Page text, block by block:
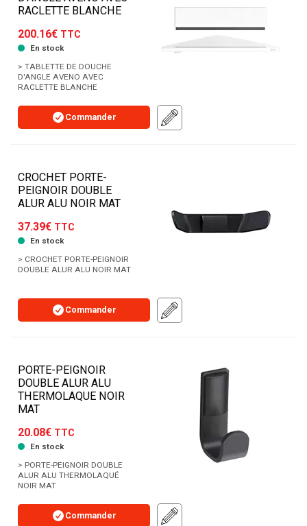
RACLETTE BLANCHE
200.16€ TTC
En stock
> TABLETTE DE DOUCHE
D'ANGLE AVENO AVEC
RACLETTE BLANCHE
Commander
CROCHET PORTE-
PEIGNOIR DOUBLE
ALUR ALU NOIR MAT
37.39€ TTC
En stock
> CROCHET PORTE-PEIGNOIR
DOUBLE ALUR ALU NOIR MAT
Commander
PORTE-PEIGNOIR
DOUBLE ALUR ALU
THERMOLAQUE NOIR
MAT
20.08€ TTC
En stock
> PORTE-PEIGNOIR DOUBLE
ALUR ALU THERMOLAQUÉ
NOIR MAT
Commander